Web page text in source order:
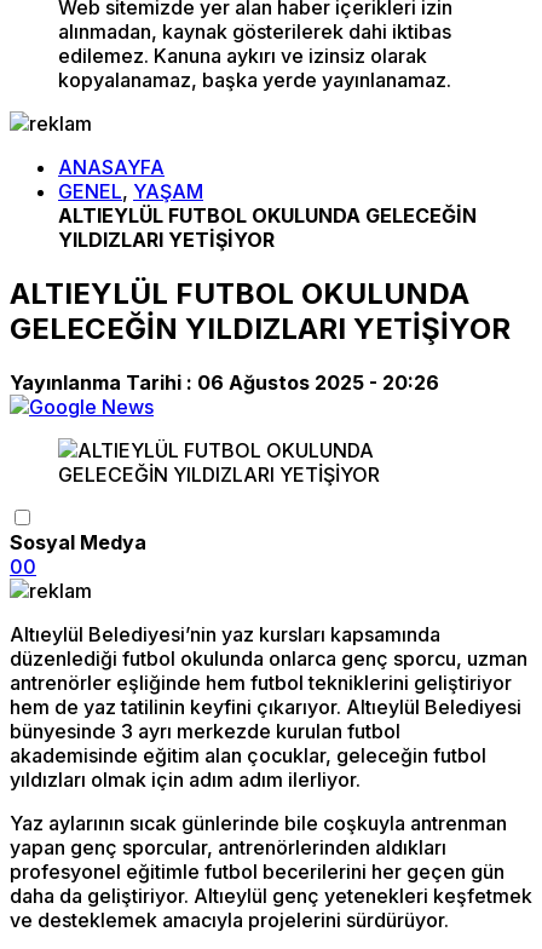
Web sitemizde yer alan haber içerikleri izin
alınmadan, kaynak gösterilerek dahi iktibas
edilemez. Kanuna aykırı ve izinsiz olarak
kopyalanamaz, başka yerde yayınlanamaz.
ANASAYFA
GENEL, YAŞAM
ALTIEYLÜL FUTBOL OKULUNDA GELECEĞİN
YILDIZLARI YETİŞİYOR
ALTIEYLÜL FUTBOL OKULUNDA
GELECEĞİN YILDIZLARI YETİŞİYOR
Yayınlanma Tarihi : 06 Ağustos 2025 - 20:26
Sosyal Medya
00
Altıeylül Belediyesi’nin yaz kursları kapsamında
düzenlediği futbol okulunda onlarca genç sporcu, uzman
antrenörler eşliğinde hem futbol tekniklerini geliştiriyor
hem de yaz tatilinin keyfini çıkarıyor. Altıeylül Belediyesi
bünyesinde 3 ayrı merkezde kurulan futbol
akademisinde eğitim alan çocuklar, geleceğin futbol
yıldızları olmak için adım adım ilerliyor.
Yaz aylarının sıcak günlerinde bile coşkuyla antrenman
yapan genç sporcular, antrenörlerinden aldıkları
profesyonel eğitimle futbol becerilerini her geçen gün
daha da geliştiriyor. Altıeylül genç yetenekleri keşfetmek
ve desteklemek amacıyla projelerini sürdürüyor.